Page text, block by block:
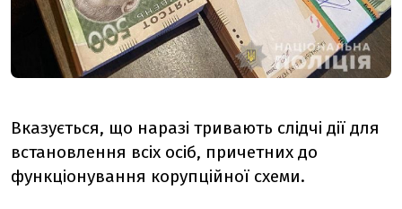
Вказується, що наразі тривають слідчі дії для
встановлення всіх осіб, причетних до
функціонування корупційної схеми.